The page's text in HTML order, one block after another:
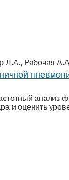
Л.А., Рабочая
анализ
и оценить